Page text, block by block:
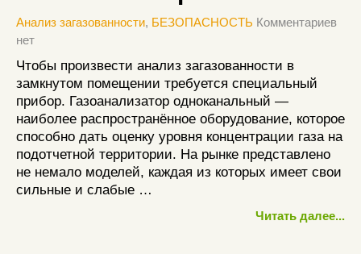
Анализ загазованности, БЕЗОПАСНОСТЬ Комментариев
нет
Чтобы произвести анализ загазованности в
замкнутом помещении требуется специальный
прибор. Газоанализатор одноканальный —
наиболее распространённое оборудование, которое
способно дать оценку уровня концентрации газа на
подотчетной территории. На рынке представлено
не немало моделей, каждая из которых имеет свои
сильные и слабые …
Читать далее...